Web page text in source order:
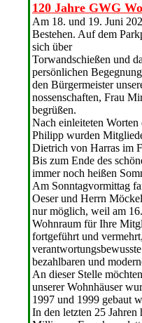
120 Jahre GWG
Am 18. und 19. Juni
Bestehen. Auf dem
sich über
Tor­wandschießen und
persönlichen
den Bürgermeister
nossenschaften, Frau
begrüßen.
Nach einleiteten Worten
Philipp wurden
Dietrich von Harras im
Bis zum Ende des
immer noch heißen
Am Sonntagvormittag
Oeser und Herrn
nur möglich, weil am
Wohnraum für Ihre
fortgeführt und
bezahlbaren und
An dieser Stelle
unserer Wohnhäuser
1997 und 1999 gebaut
In den letzten 25